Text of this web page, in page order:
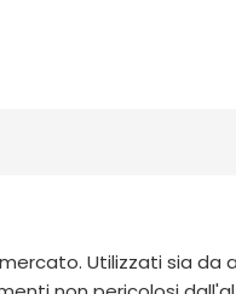
Utilizzati sia